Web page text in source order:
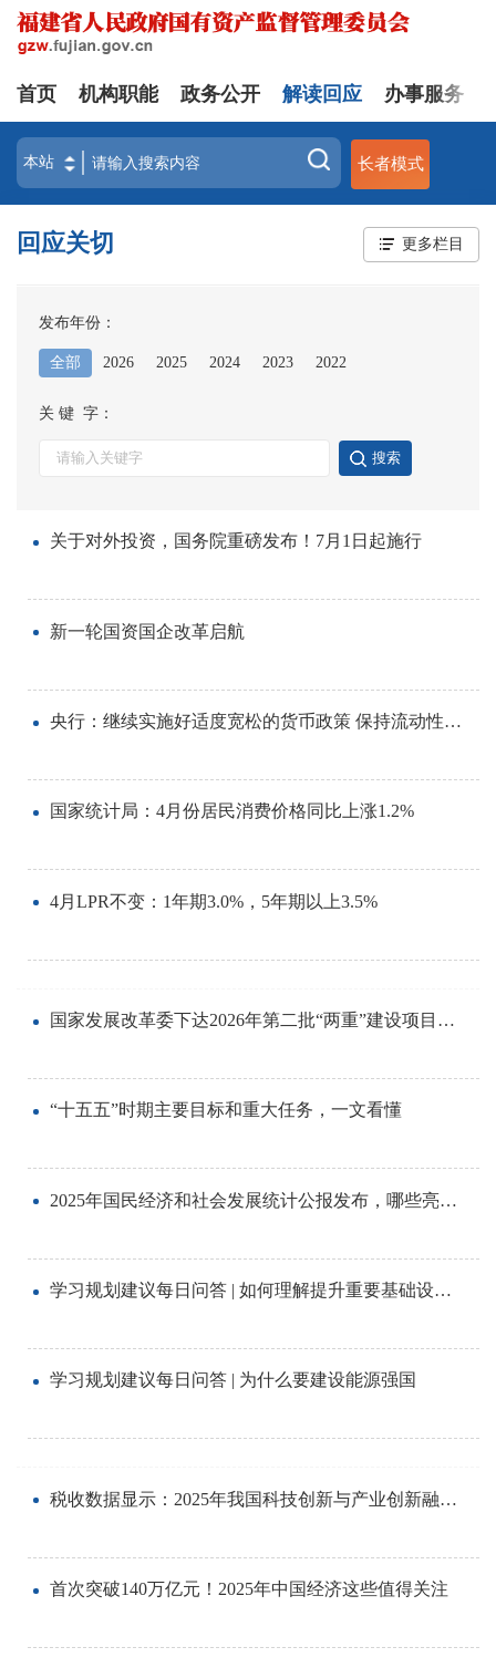
首页 机构职能 政务公开 解读回应 办事服务
长者模式
回应关切 更多栏目
发布年份：
全部 2026 2025 2024 2023 2022
关 键 字：
关于对外投资，国务院重磅发布！7月1日起施行
新一轮国资国企改革启航
央行：继续实施好适度宽松的货币政策 保持流动性充裕和社会融资条件相对宽松
国家统计局：4月份居民消费价格同比上涨1.2%
4月LPR不变：1年期3.0%，5年期以上3.5%
国家发展改革委下达2026年第二批“两重”建设项目清单
“十五五”时期主要目标和重大任务，一文看懂
2025年国民经济和社会发展统计公报发布，哪些亮点值得关注？
学习规划建议每日问答 | 如何理解提升重要基础设施本质安全水平
学习规划建议每日问答 | 为什么要建设能源强国
税收数据显示：2025年我国科技创新与产业创新融合发展加快
首次突破140万亿元！2025年中国经济这些值得关注